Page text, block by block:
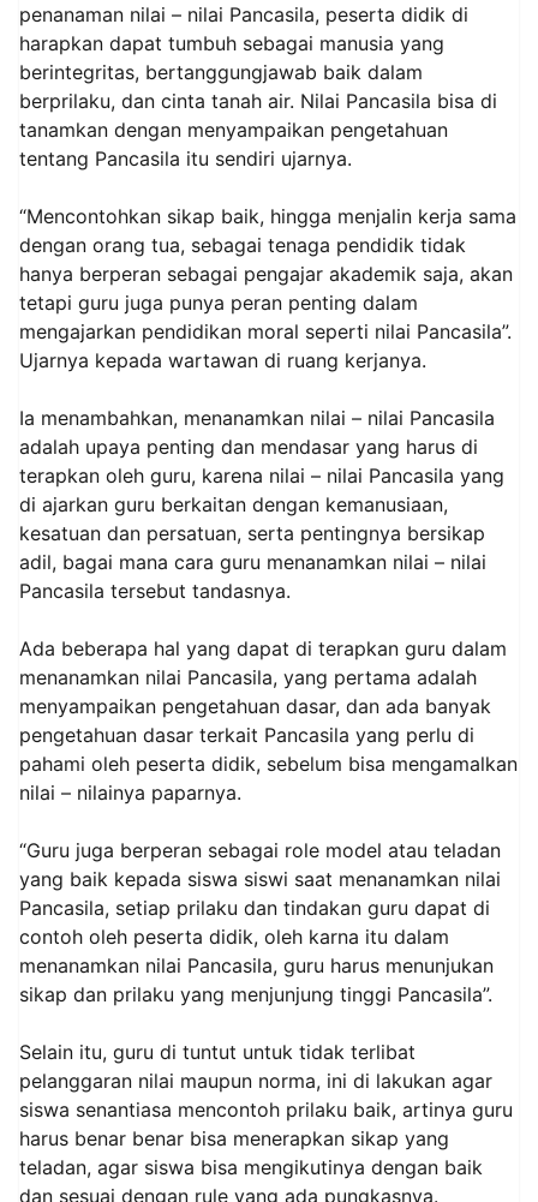
penanaman nilai – nilai Pancasila, peserta didik di
harapkan dapat tumbuh sebagai manusia yang
berintegritas, bertanggungjawab baik dalam
berprilaku, dan cinta tanah air. Nilai Pancasila bisa di
tanamkan dengan menyampaikan pengetahuan
tentang Pancasila itu sendiri ujarnya.
“Mencontohkan sikap baik, hingga menjalin kerja sama
dengan orang tua, sebagai tenaga pendidik tidak
hanya berperan sebagai pengajar akademik saja, akan
tetapi guru juga punya peran penting dalam
mengajarkan pendidikan moral seperti nilai Pancasila”.
Ujarnya kepada wartawan di ruang kerjanya.
Ia menambahkan, menanamkan nilai – nilai Pancasila
adalah upaya penting dan mendasar yang harus di
terapkan oleh guru, karena nilai – nilai Pancasila yang
di ajarkan guru berkaitan dengan kemanusiaan,
kesatuan dan persatuan, serta pentingnya bersikap
adil, bagai mana cara guru menanamkan nilai – nilai
Pancasila tersebut tandasnya.
Ada beberapa hal yang dapat di terapkan guru dalam
menanamkan nilai Pancasila, yang pertama adalah
menyampaikan pengetahuan dasar, dan ada banyak
pengetahuan dasar terkait Pancasila yang perlu di
pahami oleh peserta didik, sebelum bisa mengamalkan
nilai – nilainya paparnya.
“Guru juga berperan sebagai role model atau teladan
yang baik kepada siswa siswi saat menanamkan nilai
Pancasila, setiap prilaku dan tindakan guru dapat di
contoh oleh peserta didik, oleh karna itu dalam
menanamkan nilai Pancasila, guru harus menunjukan
sikap dan prilaku yang menjunjung tinggi Pancasila”.
Selain itu, guru di tuntut untuk tidak terlibat
pelanggaran nilai maupun norma, ini di lakukan agar
siswa senantiasa mencontoh prilaku baik, artinya guru
harus benar benar bisa menerapkan sikap yang
teladan, agar siswa bisa mengikutinya dengan baik
dan sesuai dengan rule yang ada pungkasnya.